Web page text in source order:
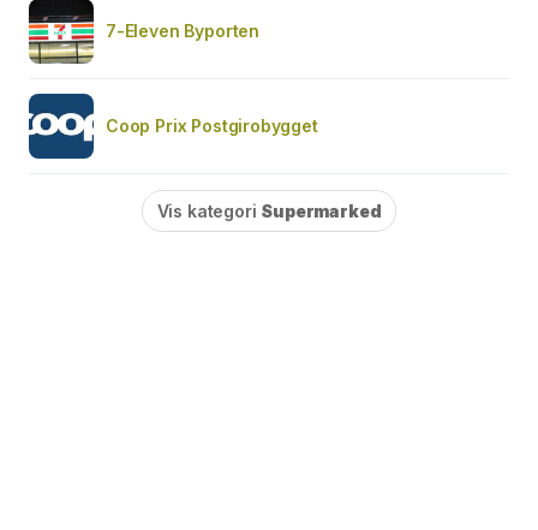
7-Eleven Byporten
Coop Prix Postgirobygget
Vis kategori Supermarked